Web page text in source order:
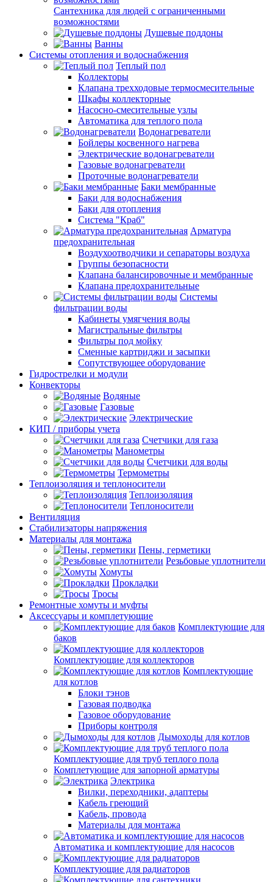
Сантехника для людей с ограниченными
возможностями
Душевые поддоны
Ванны
Системы отопления и водоснабжения
Теплый пол
Коллекторы
Клапана трехходовые термосмесительные
Шкафы коллекторные
Насосно-смесительные узлы
Автоматика для теплого пола
Водонагреватели
Бойлеры косвенного нагрева
Электрические водонагреватели
Газовые водонагреватели
Проточные водонагреватели
Баки мембранные
Баки для водоснабжения
Баки для отопления
Система "Краб"
Арматура
предохранительная
Воздухоотводчики и сепараторы воздуха
Группы безопасности
Клапана балансировочные и мембранные
Клапана предохранительные
Системы
фильтрации воды
Кабинеты умягчения воды
Магистральные фильтры
Фильтры под мойку
Сменные картриджи и засыпки
Сопутствующее оборудование
Гидрострелки и модули
Конвекторы
Водяные
Газовые
Электрические
КИП / приборы учета
Счетчики для газа
Манометры
Счетчики для воды
Термометры
Теплоизоляция и теплоносители
Теплоизоляция
Теплоносители
Вентиляция
Стабилизаторы напряжения
Материалы для монтажа
Пены, герметики
Резьбовые уплотнители
Хомуты
Прокладки
Тросы
Ремонтные хомуты и муфты
Аксессуары и комплетующие
Комплектующие для
баков
Комплектующие для коллекторов
Комплектующие
для котлов
Блоки тэнов
Газовая подводка
Газовое оборудование
Приборы контроля
Дымоходы для котлов
Комплектующие для труб теплого пола
Комплетующие для запорной арматуры
Электрика
Вилки, переходники, адаптеры
Кабель греющий
Кабель, провода
Материалы для монтажа
Автоматика и комплектующие для насосов
Комплектующие для радиаторов